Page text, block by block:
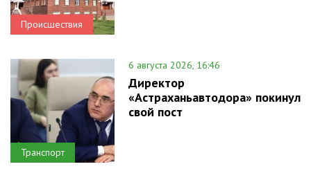
Происшествия
Транспорт
6 августа 2026, 16:46
Директор
«Астраханьавтодора» покинул
свой пост